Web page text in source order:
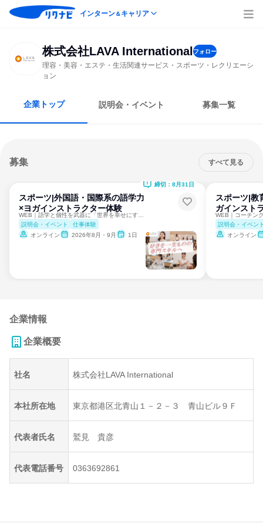
インターン＆キャリア
株式会社LAVA International フォロー
理容・美容・エステ・生活関連サービス・スポーツ・レクリエーシ
ョン
企業トップ 説明会・イベント 募集一覧
募集 すべて見る
スポーツ|外国語・国際系の語学力
×ヨガインストラクター体験
説明会・イベント
仕事体験
オンライン
2026年8月・9月 1日
締切：8月31日
スポーツ|教
ガインスト
説明会・イベン
オンライン
企業情報
企業概要
社名 株式会社LAVA International
本社所在地 東京都港区北青山１－２－３ 青山ビル９Ｆ
代表者氏名 鷲見 貴彦
代表電話番号 0363692861